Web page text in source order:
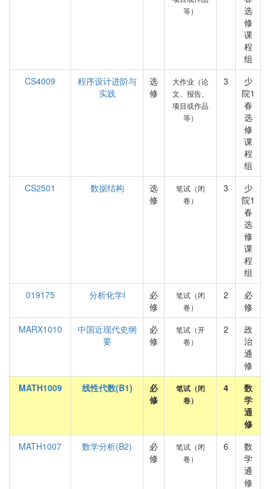
等）
选
修
课
程
组
CS4009
程序设计进阶与
实践
选
修
大作业（论
文、报告、
项目或作品
等）
3
少
院1
春
选
修
课
程
组
CS2501
数据结构
选
修
笔试（闭
卷）
3
少
院1
春
选
修
课
程
组
019175
分析化学I
必
修
笔试（闭
卷）
2
必
修
MARX1010
中国近现代史纲
要
必
修
笔试（开
卷）
2
政
治
通
修
MATH1009
线性代数(B1)
必
修
笔试（闭
卷）
4
数
学
通
修
MATH1007
数学分析(B2)
必
修
笔试（闭
卷）
6
数
学
通
修